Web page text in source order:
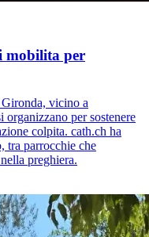
mobilita per
vicino a
per sostenere
colpita. cath.ch ha
tra parrocchie che
preghiera.